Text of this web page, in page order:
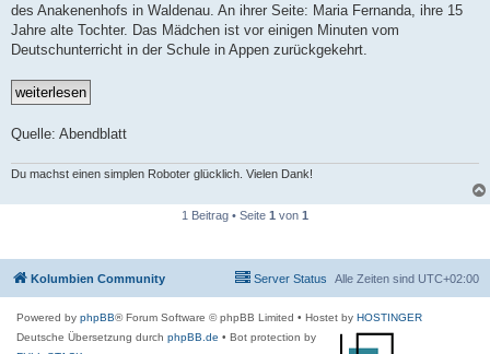
r
a
des Anakenenhofs in Waldenau. An ihrer Seite: Maria Fernanda, ihre 15
Jahre alte Tochter. Das Mädchen ist vor einigen Minuten vom
Deutschunterricht in der Schule in Appen zurückgekehrt.
Quelle: Abendblatt
Du machst einen simplen Roboter glücklich. Vielen Dank!
1 Beitrag • Seite 1 von 1
Kolumbien Community Alle Zeiten sind UTC+02:00
Server Status
Powered by phpBB® Forum Software © phpBB Limited • Hostet by HOSTINGER
Deutsche Übersetzung durch phpBB.de • Bot protection by